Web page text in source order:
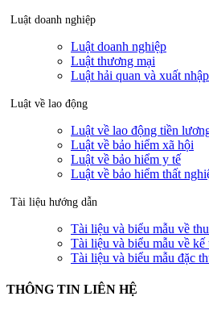
Luật doanh nghiệp
Luật doanh nghiệp
Luật thương mại
Luật hải quan và xuất
Luật về lao động
Luật về lao động tiền
Luật về bảo hiểm xã hội
Luật về bảo hiểm y tế
Luật về bảo hiểm thất
Tài liệu hướng dẫn
Tài liệu và biểu mẫu về
Tài liệu và biểu mẫu về kế
Tài liệu và biểu mẫu đặc
THÔNG TIN LIÊN HỆ